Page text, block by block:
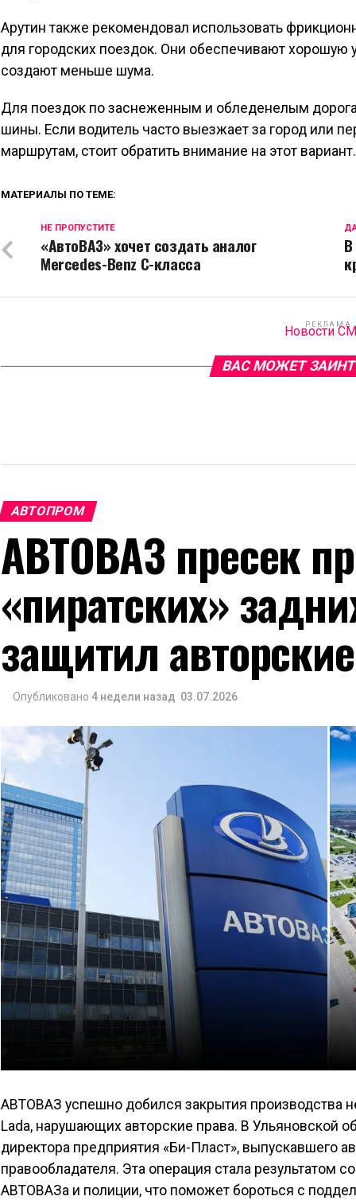
Арутин также рекомендовал использовать
для городских поездок. Они обеспечивают хорошую
создают меньше шума.
Для поездок по заснеженным и обледенелым
шины. Если водитель часто выезжает за город или
маршрутам, стоит обратить внимание на этот вариант.
МАТЕРИАЛЫ ПО ТЕМЕ:
НЕ ПРОПУСТИТЕ
«АвтоВАЗ» хочет создать аналог
Mercedes-Benz С-класса
РЕКЛАМА
Новости
ВАС МОЖЕТ
АВТОПРОМ
АВТОВАЗ пресек
«пиратских»
защитил
Опубликовано 4 недели назад 03.07.2026
АВТОВАЗ успешно добился закрытия производства
Lada, нарушающих авторские права. В Ульяновской
директора предприятия «Би-Пласт», выпускавшего
правообладателя. Эта операция стала результатом
АВТОВАЗа и полиции, что поможет бороться с